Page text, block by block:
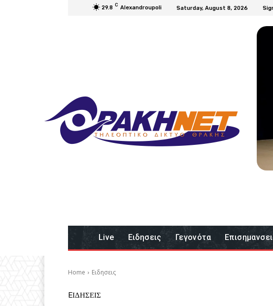
29.8 C Alexandroupoli Saturday, August 8, 2026
Live Eιδησεις Γεγονότα
Home Eιδησεις
EΙΔΗΣΕΙΣ